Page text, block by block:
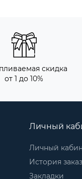
скидка
от 1 до 10%
Личный
Личный
История
Закладки